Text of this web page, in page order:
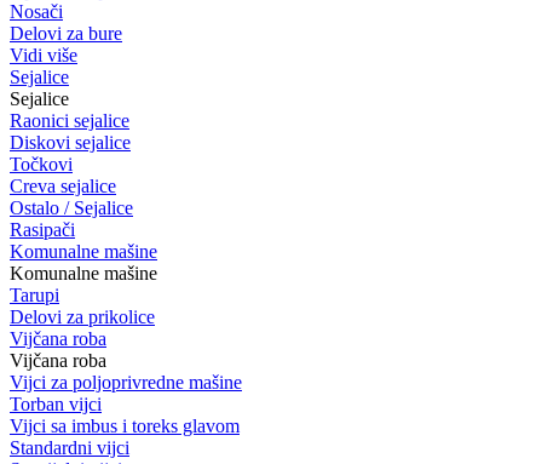
Nosači
Delovi za bure
Vidi više
Sejalice
Sejalice
Raonici sejalice
Diskovi sejalice
Točkovi
Creva sejalice
Ostalo / Sejalice
Rasipači
Komunalne mašine
Komunalne mašine
Tarupi
Delovi za prikolice
Vijčana roba
Vijčana roba
Vijci za poljoprivredne mašine
Torban vijci
Vijci sa imbus i toreks glavom
Standardni vijci